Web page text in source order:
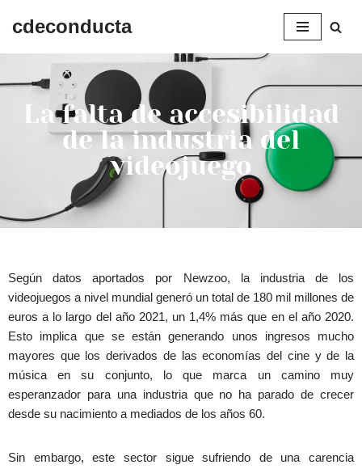
contenido
cdeconducta
La falta de accesibilidad
de la industria del
videojuego
Según datos aportados por Newzoo, la industria de los
videojuegos a nivel mundial generó un total de 180 mil millones de
euros a lo largo del año 2021, un 1,4% más que en el año 2020.
Esto implica que se están generando unos ingresos mucho
mayores que los derivados de las economías del cine y de la
música en su conjunto, lo que marca un camino muy
esperanzador para una industria que no ha parado de crecer
desde su nacimiento a mediados de los años 60.
Sin embargo, este sector sigue sufriendo de una carencia